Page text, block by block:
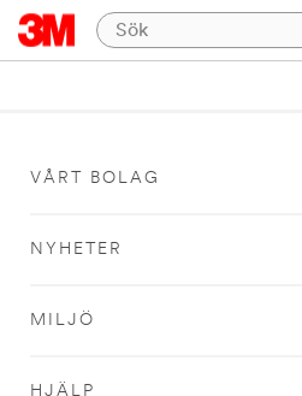
VÅRT BOLAG
NYHETER
MILJÖ
HJÄLP